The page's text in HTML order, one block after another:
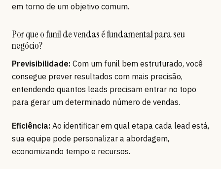
em torno de um objetivo comum.
Por que o funil de vendas é fundamental para seu
negócio?
Previsibilidade: Com um funil bem estruturado, você
consegue prever resultados com mais precisão,
entendendo quantos leads precisam entrar no topo
para gerar um determinado número de vendas.
Eficiência: Ao identificar em qual etapa cada lead está,
sua equipe pode personalizar a abordagem,
economizando tempo e recursos.